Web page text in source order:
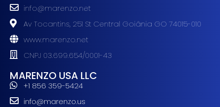
info@marenzo.net
Av Tocantins, 251 St Central Goiânia GO 74015-010
www.marenzo.net
CNPJ 03.699.654/0001-43
MARENZO USA LLC
+1 856 359-5424
info@marenzo.us